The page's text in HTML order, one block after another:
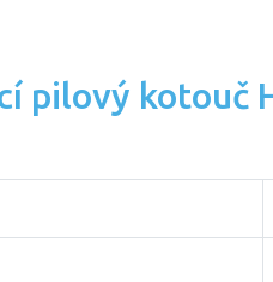
pilový kotouč